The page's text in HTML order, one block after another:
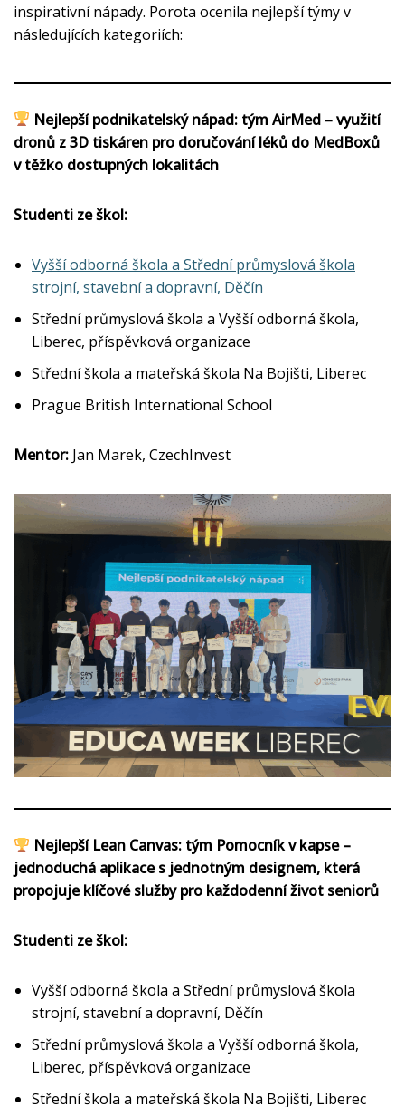
inspirativní nápady. Porota ocenila nejlepší týmy v
následujících kategoriích:
Nejlepší podnikatelský nápad: tým AirMed – využití
dronů z 3D tiskáren pro doručování léků do MedBoxů
v těžko dostupných lokalitách
Studenti ze škol:
Vyšší odborná škola a Střední průmyslová škola
strojní, stavební a dopravní, Děčín
Střední průmyslová škola a Vyšší odborná škola,
Liberec, příspěvková organizace
Střední škola a mateřská škola Na Bojišti, Liberec
Prague British International School
Mentor: Jan Marek, CzechInvest
Nejlepší Lean Canvas: tým Pomocník v kapse –
jednoduchá aplikace s jednotným designem, která
propojuje klíčové služby pro každodenní život seniorů
Studenti ze škol:
Vyšší odborná škola a Střední průmyslová škola
strojní, stavební a dopravní, Děčín
Střední průmyslová škola a Vyšší odborná škola,
Liberec, příspěvková organizace
Střední škola a mateřská škola Na Bojišti, Liberec